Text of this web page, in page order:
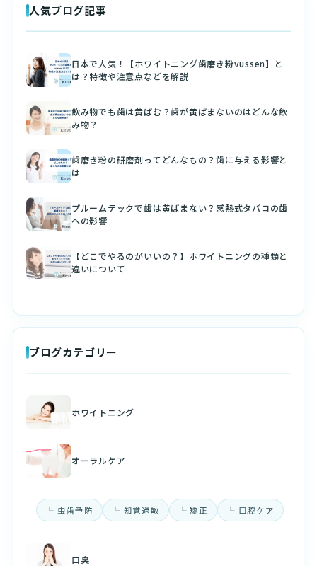
人気ブログ記事
日本で人気！【ホワイトニング歯磨き粉vussen】と
は？特徴や注意点などを解説
飲み物でも歯は黄ばむ？歯が黄ばまないのはどんな飲
み物？
歯磨き粉の研磨剤ってどんなもの？歯に与える影響と
は
プルームテックで歯は黄ばまない？感熱式タバコの歯
への影響
【どこでやるのがいいの？】ホワイトニングの種類と
違いについて
ブログカテゴリー
ホワイトニング
オーラルケア
虫歯予防 知覚過敏 矯正 口腔ケア
口臭